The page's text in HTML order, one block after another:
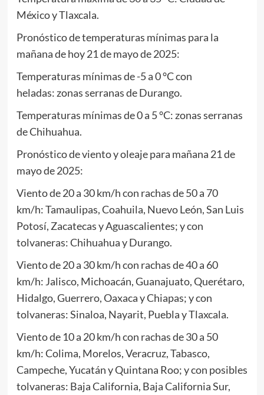
México y Tlaxcala.
Pronóstico de temperaturas mínimas para la
mañana de hoy 21 de mayo de 2025:
Temperaturas mínimas de -5 a 0 °C con
heladas: zonas serranas de Durango.
Temperaturas mínimas de 0 a 5 °C: zonas serranas
de Chihuahua.
Pronóstico de viento y oleaje para mañana 21 de
mayo de 2025:
Viento de 20 a 30 km/h con rachas de 50 a 70
km/h: Tamaulipas, Coahuila, Nuevo León, San Luis
Potosí, Zacatecas y Aguascalientes; y con
tolvaneras: Chihuahua y Durango.
Viento de 20 a 30 km/h con rachas de 40 a 60
km/h: Jalisco, Michoacán, Guanajuato, Querétaro,
Hidalgo, Guerrero, Oaxaca y Chiapas; y con
tolvaneras: Sinaloa, Nayarit, Puebla y Tlaxcala.
Viento de 10 a 20 km/h con rachas de 30 a 50
km/h: Colima, Morelos, Veracruz, Tabasco,
Campeche, Yucatán y Quintana Roo; y con posibles
tolvaneras: Baja California, Baja California Sur,